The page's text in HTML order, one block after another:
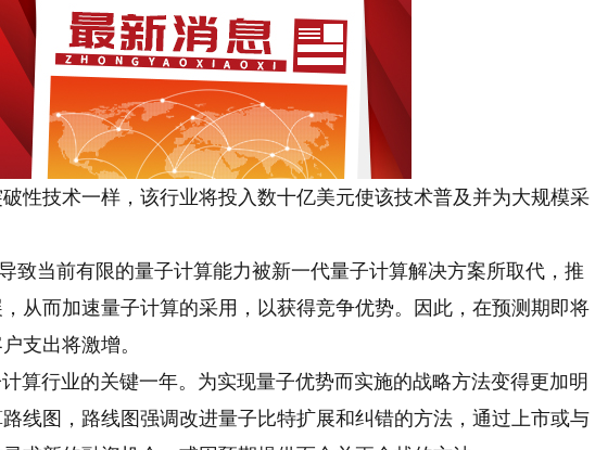
性技术一样，该行业将投入数十亿美元使该技术普及并为大规模采
致当前有限的量子计算能力被新一代量子计算解决方案所取代，推
从而加速量子计算的采用，以获得竞争优势。因此，在预测期即将
支出将激增。
算行业的关键一年。为实现量子优势而实施的战略方法变得更加明
线图，路线图强调改进量子比特扩展和纠错的方法，通过上市或与